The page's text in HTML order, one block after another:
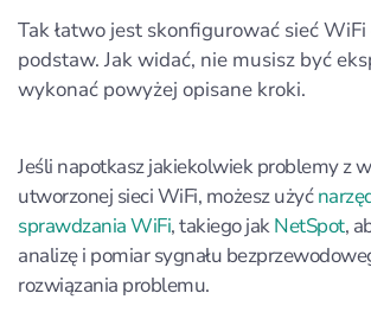
Tak łatwo jest skonfigurować sieć
podstaw. Jak widać, nie musisz być
wykonać powyżej opisane kroki.
Jeśli napotkasz jakiekolwiek problemy z
utworzonej sieci WiFi, możesz użyć
sprawdzania WiFi, takiego jakNetSpot,
analizę i pomiar sygnału
rozwiązania problemu.